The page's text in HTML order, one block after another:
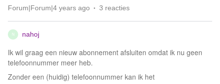
Forum|Forum|4 years ago 3 reacties
N nahoj
Ik wil graag een nieuw abonnement afsluiten omdat ik nu geen
telefoonnummer meer heb.
Zonder een (huidig) telefoonnummer kan ik het